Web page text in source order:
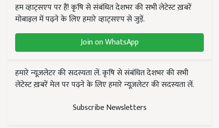
हम व्हाट्सएप पर हैं! कृषि से संबंधित देशभर की सभी लेटेस्ट ख़बरें
मोबाइल में पढ़ने के लिए हमारे व्हाट्सएप से जुड़ें.
Join on WhatsApp
हमारे न्यूज़लेटर की सदस्यता लें. कृषि से संबंधित देशभर की सभी
लेटेस्ट ख़बरें मेल पर पढ़ने के लिए हमारे न्यूज़लेटर की सदस्यता लें.
Subscribe Newsletters